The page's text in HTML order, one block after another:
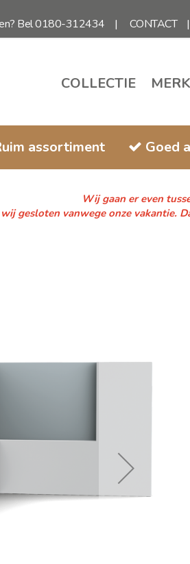
Bel 0180-312434 CONTACT
COLLECTIE
assortiment Goed
Wij gaan er even
gesloten vanwege onze vakantie.